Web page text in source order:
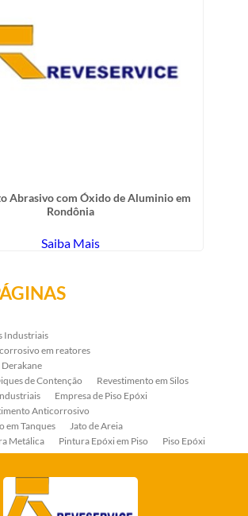
Abrasivo com Óxido de Aluminio em
Rondônia
Saiba Mais
Industriais
em reatores
de Contenção
Revestimento em Silos
Empresa de Piso Epóxi
Anticorrosivo
em Tanques
Jato de Areia
Metálica
Pintura Epóxi em Piso
Piso Epóxi
Revestimento E-coat em Serpentinas
em Trocadores de Calor